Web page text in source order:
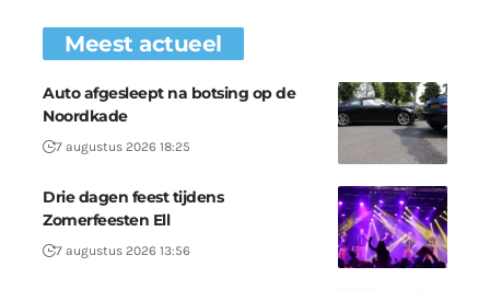
Meest actueel
Auto afgesleept na botsing op de
Noordkade
7 augustus 2026 18:25
Drie dagen feest tijdens
Zomerfeesten Ell
7 augustus 2026 13:56